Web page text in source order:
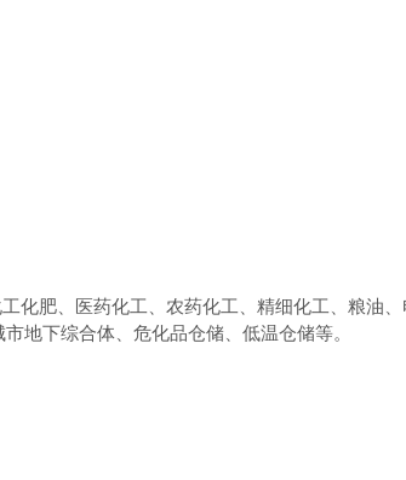
化肥、医药化工、农药化工、精细化工、粮油
地下综合体、危化品仓储、低温仓储等。